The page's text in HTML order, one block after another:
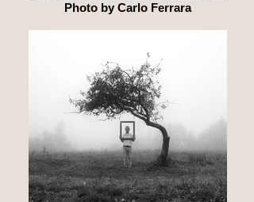
Photo by Carlo Ferrara